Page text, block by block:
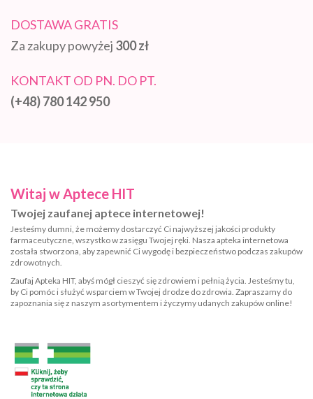
DOSTAWA GRATIS
Za zakupy powyżej 300 zł
KONTAKT OD PN. DO PT.
(+48) 780 142 950
Witaj w Aptece HIT
Twojej zaufanej aptece internetowej!
Jesteśmy dumni, że możemy dostarczyć Ci najwyższej jakości produkty
farmaceutyczne, wszystko w zasięgu Twojej ręki. Nasza apteka internetowa
została stworzona, aby zapewnić Ci wygodę i bezpieczeństwo podczas zakupów
zdrowotnych.
Zaufaj Apteka HIT, abyś mógł cieszyć się zdrowiem i pełnią życia. Jesteśmy tu,
by Ci pomóc i służyć wsparciem w Twojej drodze do zdrowia. Zapraszamy do
zapoznania się z naszym asortymentem i życzymy udanych zakupów online!